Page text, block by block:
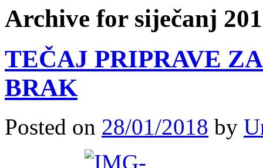
Archive for siječanj
TEČAJ PRIPRAVE
BRAK
Posted on 28/01/2018 by